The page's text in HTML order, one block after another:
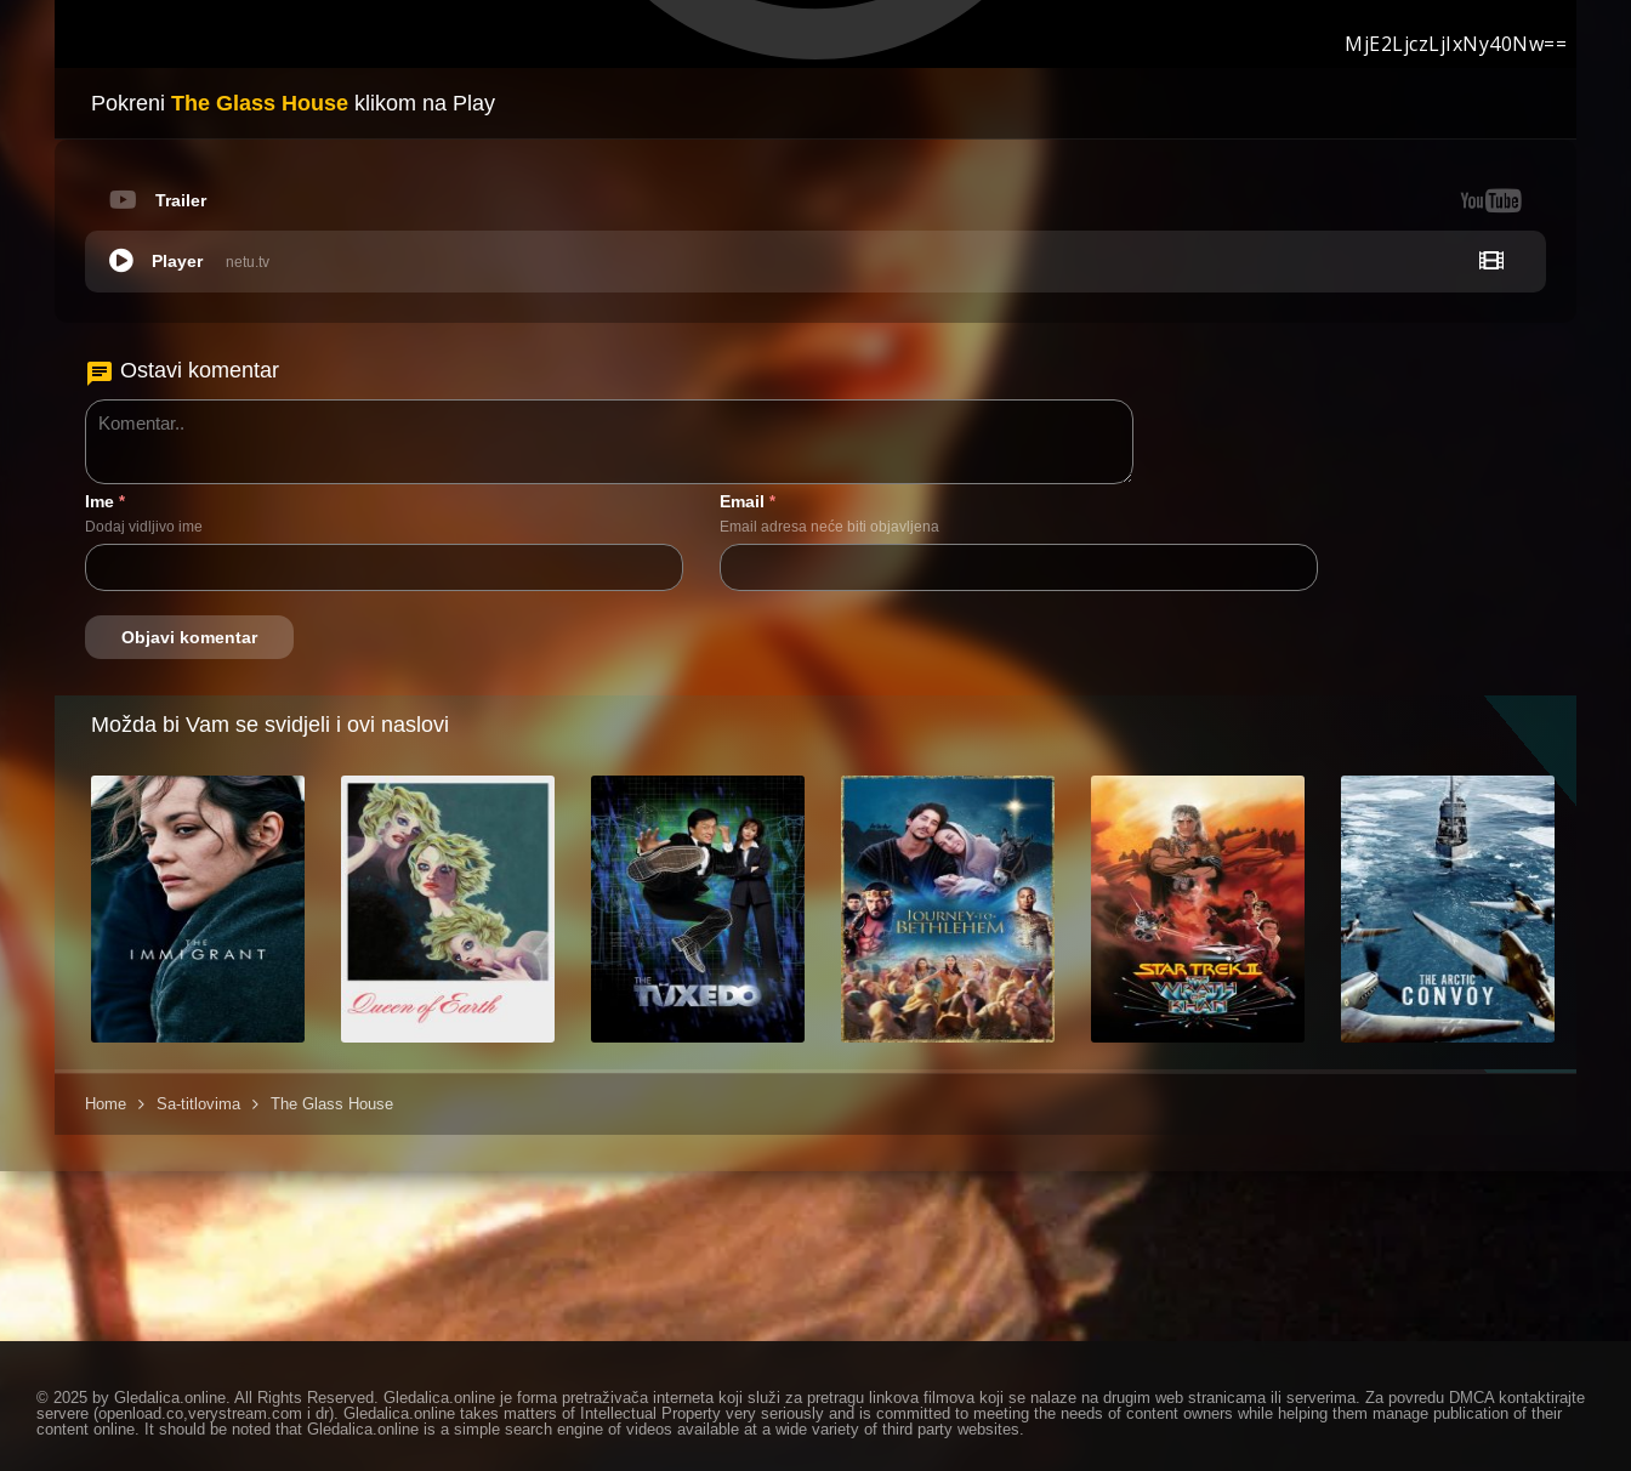
Pokreni The Glass House klikom na Play
Trailer
netu.tv
Player
Ostavi komentar
Ime *
Dodaj vidljivo ime
Email *
Email adresa neće biti objavljena
Možda bi Vam se svidjeli i ovi naslovi
Home Sa-titlovima The Glass House
© 2025 by Gledalica.online. All Rights Reserved. Gledalica.online je forma pretraživača interneta koji služi za pretragu linkova filmova koji se nalaze na drugim web stranicama ili serverima. Za povredu DMCA kontaktirajte
servere (openload.co,verystream.com i dr). Gledalica.online takes matters of Intellectual Property very seriously and is committed to meeting the needs of content owners while helping them manage publication of their
content online. It should be noted that Gledalica.online is a simple search engine of videos available at a wide variety of third party websites.